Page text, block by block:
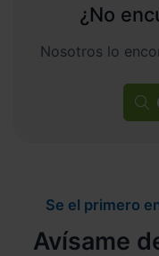
¿No
Nosotros lo
Se el primero
Avísame